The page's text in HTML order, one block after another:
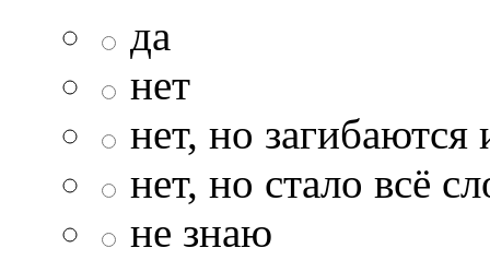
да
нет
нет, но загибаются
нет, но стало всё
не знаю